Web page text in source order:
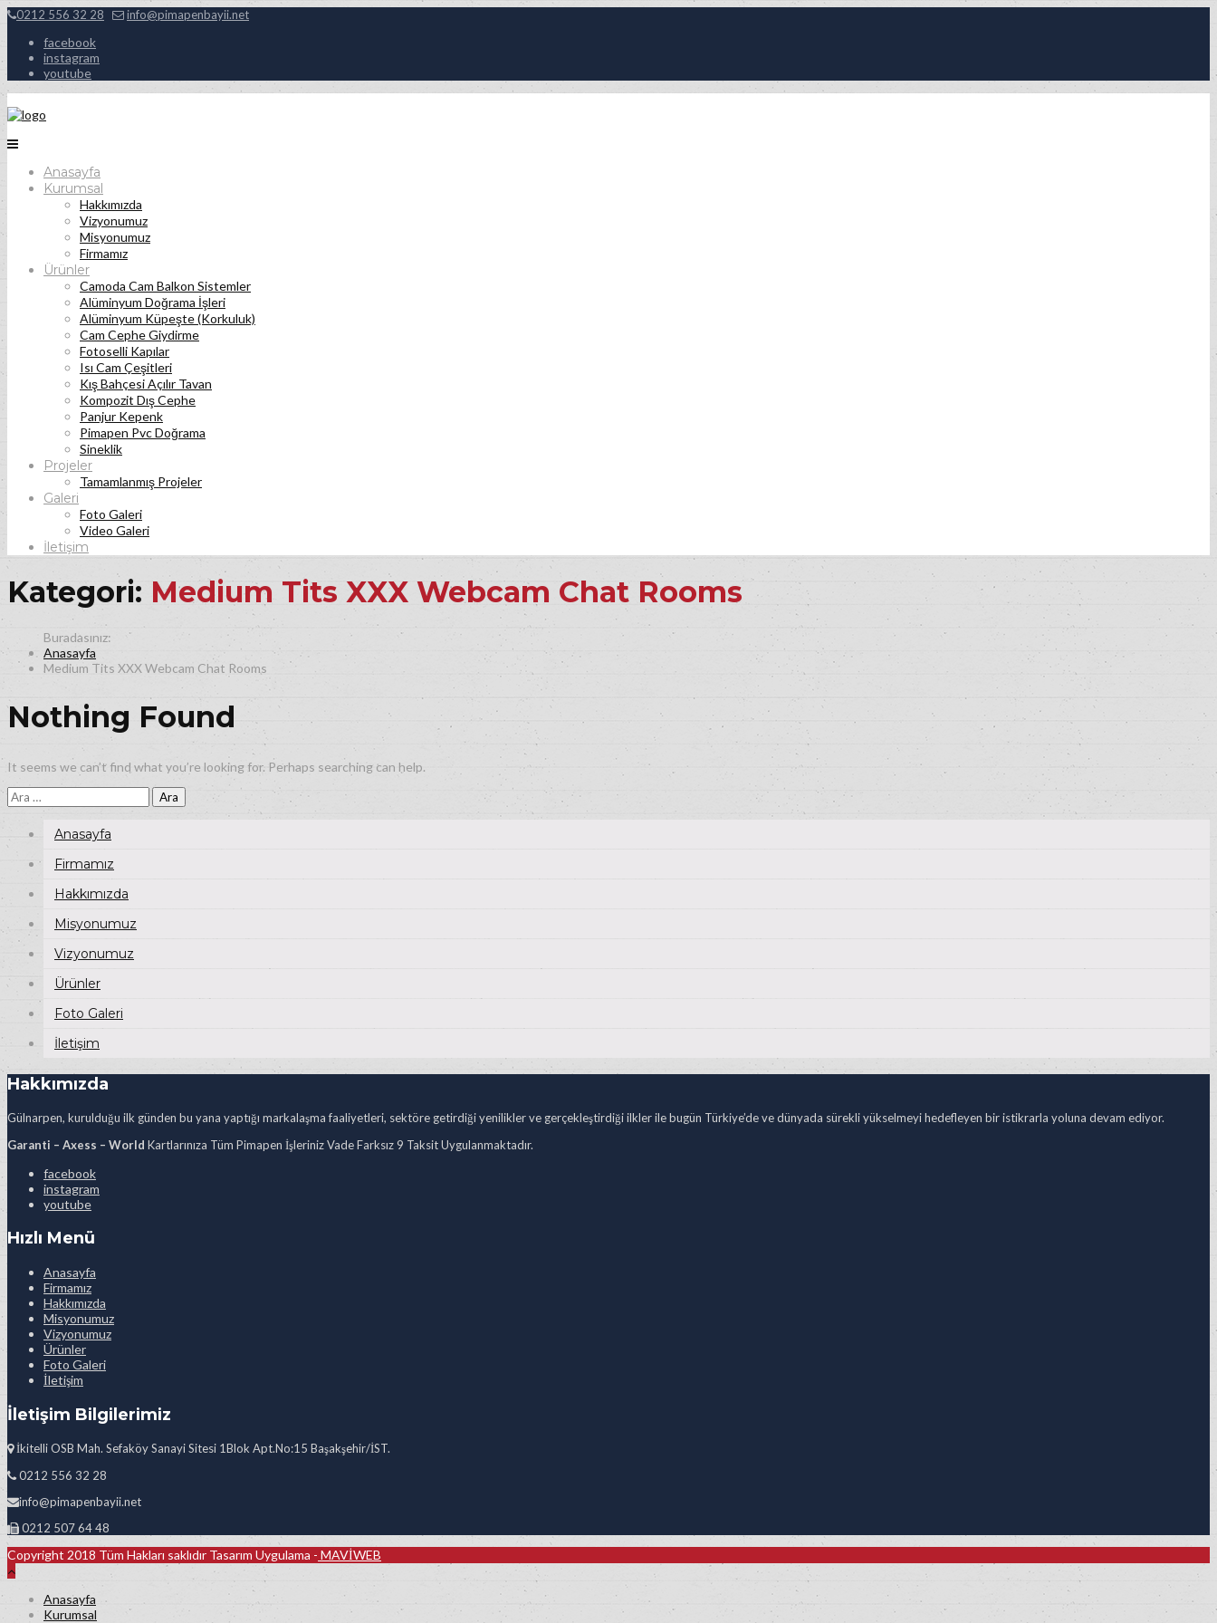
0212 556 32 28 info@pimapenbayii.net
facebook
instagram
youtube
Anasayfa
Kurumsal
Hakkımızda
Vizyonumuz
Misyonumuz
Firmamız
Ürünler
Camoda Cam Balkon Sistemler
Alüminyum Doğrama İşleri
Alüminyum Küpeşte (Korkuluk)
Cam Cephe Giydirme
Fotoselli Kapılar
Isı Cam Çeşitleri
Kış Bahçesi Açılır Tavan
Kompozit Dış Cephe
Panjur Kepenk
Pimapen Pvc Doğrama
Sineklik
Projeler
Tamamlanmış Projeler
Galeri
Foto Galeri
Video Galeri
İletişim
Kategori: Medium Tits XXX Webcam Chat Rooms
Anasayfa
Medium Tits XXX Webcam Chat Rooms
Nothing Found
It seems we can’t find what you’re looking for. Perhaps searching can help.
Arama:
Anasayfa
Firmamız
Hakkımızda
Misyonumuz
Vizyonumuz
Ürünler
Foto Galeri
İletişim
Hakkımızda
Gülnarpen, kurulduğu ilk günden bu yana yaptığı markalaşma faaliyetleri, sektöre getirdiği yenilikler ve gerçekleştirdiği ilkler ile bugün Türkiye’de ve dünyada sürekli yükselmeyi hedefleyen bir istikrarla yoluna devam ediyor.
Garanti – Axess – World Kartlarınıza Tüm Pimapen İşleriniz Vade Farksız 9 Taksit Uygulanmaktadır.
facebook
instagram
youtube
Hızlı Menü
Anasayfa
Firmamız
Hakkımızda
Misyonumuz
Vizyonumuz
Ürünler
Foto Galeri
İletişim
İletişim Bilgilerimiz
İkitelli OSB Mah. Sefaköy Sanayi Sitesi 1Blok Apt.No:15 Başakşehir/İST.
0212 556 32 28
info@pimapenbayii.net
0212 507 64 48
Copyright 2018 Tüm Hakları saklıdır Tasarım Uygulama - MAVİWEB
Anasayfa
Kurumsal